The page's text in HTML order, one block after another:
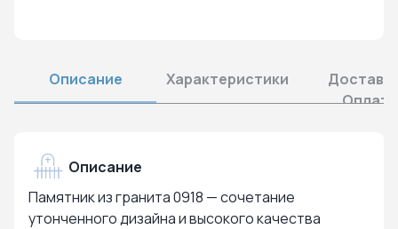
Описание Характеристики
Оплата
Описание
Памятник из гранита 0918 — сочетание
утонченного дизайна и высокого качества